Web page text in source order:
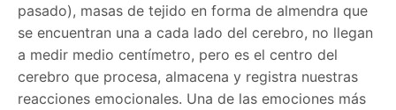
pasado), masas de tejido en forma de almendra que
se encuentran una a cada lado del cerebro, no llegan
a medir medio centímetro, pero es el centro del
cerebro que procesa, almacena y registra nuestras
reacciones emocionales. Una de las emociones más